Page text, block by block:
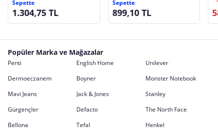
Krm/Krm
Sepette
1.304,75 TL
Adaptörü (EMT-004)
Sepette
899,10 TL
Popüler Marka ve Mağazalar
Penti English Home
Unilever
Dermoeczanem
Boyner
Monster Notebook
Mavi Jeans
Jack & Jones
Stanley
Gürgençler
Defacto
The North Face
Bellona
Tefal
Henkel